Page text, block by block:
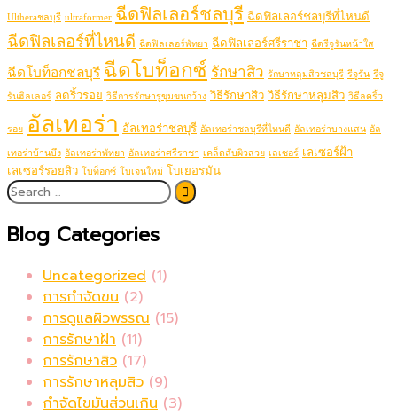
Ultheraชลบุรี ultraformer ฉีดฟิลเลอร์ชลบุรี ฉีดฟิลเลอร์ชลบุรีที่ไหนดี
ฉีดฟิลเลอร์ที่ไหนดี ฉีดฟิลเลอร์พัทยา ฉีดฟิลเลอร์ศรีราชา ฉีดรีจูรันหน้าใส
ฉีดโบท็อกชลบุรี ฉีดโบท็อกซ์ รักษาสิว รักษาหลุมสิวชลบุรี รีจูรัน รีจู
รันฮิลเลอร์ ลดริ้วรอย วิธีการรักษารูขุมขนกว้าง วิธีรักษาสิว วิธีรักษาหลุมสิว วิธีลดริ้ว
รอย อัลเทอร่า อัลเทอร่าชลบุรี อัลเทอร่าชลบุรีที่ไหนดี อัลเทอร่าบางแสน อัล
เทอร่าบ้านบึง อัลเทอร่าพัทยา อัลเทอร่าศรีราชา เคล็ดลับผิวสวย เลเซอร์ เลเซอร์ฝ้า
เลเซอร์รอยสิว โบท็อกซ์ โบเจนใหม่ โบเยอรมัน
Blog Categories
Uncategorized (1)
การกำจัดขน (2)
การดูแลผิวพรรณ (15)
การรักษาฝ้า (11)
การรักษาสิว (17)
การรักษาหลุมสิว (9)
กำจัดไขมันส่วนเกิน (3)